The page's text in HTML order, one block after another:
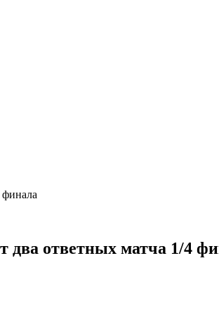
финала
два ответных матча 1/4